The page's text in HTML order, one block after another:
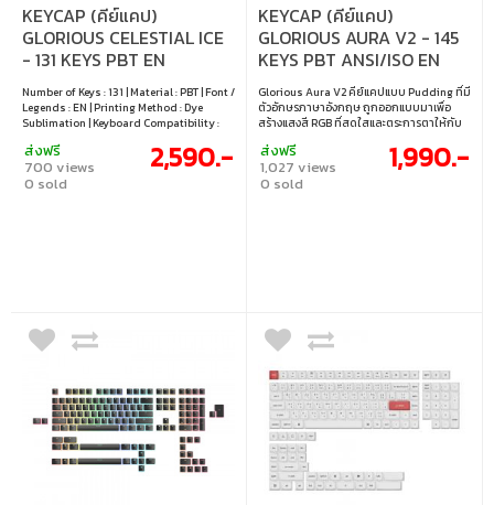
KEYCAP (คีย์แคป)
GLORIOUS CELESTIAL ICE
- 131 KEYS PBT EN
Number of Keys : 131 | Material : PBT | Font /
Legends : EN | Printing Method : Dye
Sublimation | Keyboard Compatibility :
| Layout : ANSI / ISO | Switch Support : MX
Style (+)
ส่งฟรี
700 views
0 sold
2,590.-
KEYCAP (คีย์แคป)
GLORIOUS AURA V2 - 145
KEYS PBT ANSI/ISO EN
WHITE
Glorious Aura V2 คีย์แคปแบบ Pudding ที่มี
ตัวอักษรภาษาอังกฤษ ถูกออกแบบมาเพื่อ
สร้างแสงสี RGB ที่สดใสและตระการตาให้กับ
เป็นแบบโปร่งแสง จึงช่วยเพิ่มการกระจายแสง
RGB ได้สูงสุด ตัวคีย์แคปผลิตจากวัสดุ
พรีเมียมที่มีความทนทาน ทำให้ยังคงความ
ส่งฟรี
1,027 views
0 sold
1,990.-